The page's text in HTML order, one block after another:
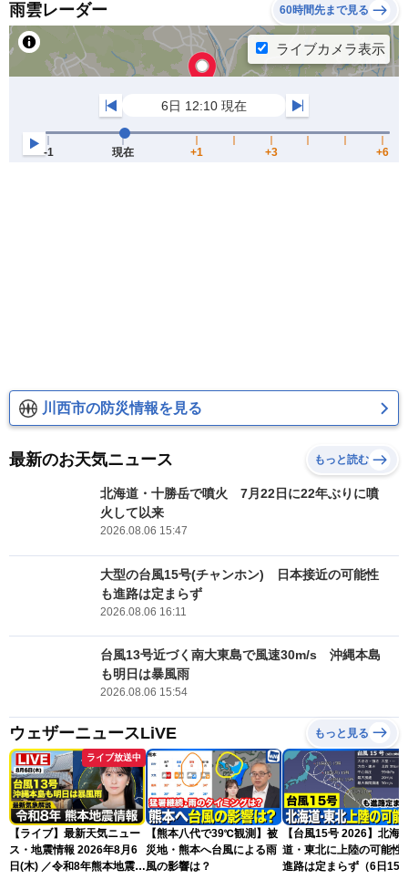
雨雲レーダー 60時間先まで見る
川西市の防災情報を見る
最新のお天気ニュース もっと読む
北海道・十勝岳で噴火 7月22日に22年ぶりに噴
火して以来
2026.08.06 15:47
大型の台風15号(チャンホン) 日本接近の可能性
も進路は定まらず
2026.08.06 16:11
台風13号近づく南大東島で風速30m/s 沖縄本島
も明日は暴風雨
2026.08.06 15:54
ウェザーニュースLiVE もっと見る
ライブ放送中
【ライブ】最新天気ニュー
ス・地震情報 2026年8月6
日(木) ／令和8年熊本地震情
【熊本八代で39℃観測】被
災地・熊本へ台風による雨
風の影響は？
【台風15号 2026】北海
道・東北に上陸の可能性
進路は定まらず（6日15